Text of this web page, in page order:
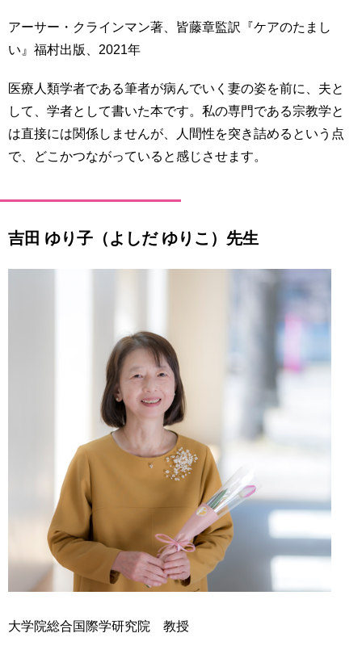
アーサー・クラインマン著、皆藤章監訳『ケアのたまし
い』福村出版、2021年
医療人類学者である筆者が病んでいく妻の姿を前に、夫と
して、学者として書いた本です。私の専門である宗教学と
は直接には関係しませんが、人間性を突き詰めるという点
で、どこかつながっていると感じさせます。
吉田 ゆり子（よしだ ゆりこ）先生
大学院総合国際学研究院 教授